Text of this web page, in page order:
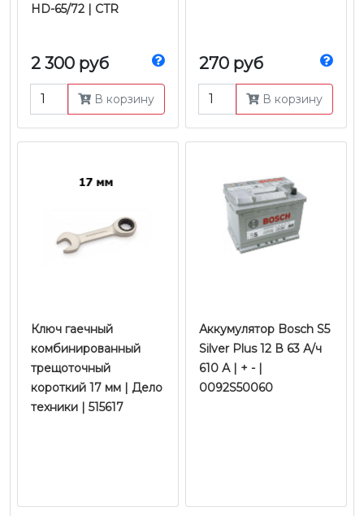
HD-65/72 | CTR
2 300 руб
В корзину
270 руб
В корзину
Ключ гаечный
комбинированный
трещоточный
короткий 17 мм | Дело
техники | 515617
Аккумулятор Bosch S5
Silver Plus 12 В 63 А/ч
610 А | + - |
0092S50060